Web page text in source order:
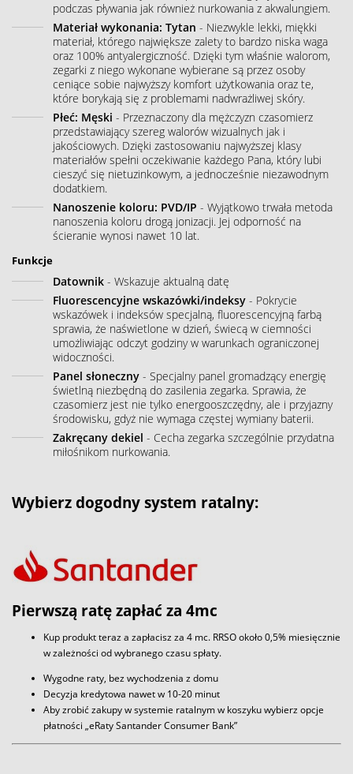
podczas pływania jak również nurkowania z akwalungiem.
Materiał wykonania: Tytan - Niezwykle lekki, miękki
materiał, którego największe zalety to bardzo niska waga
oraz 100% antyalergiczność. Dzięki tym właśnie walorom,
zegarki z niego wykonane wybierane są przez osoby
ceniące sobie najwyższy komfort użytkowania oraz te,
które borykają się z problemami nadwrażliwej skóry.
Płeć: Męski - Przeznaczony dla mężczyzn czasomierz
przedstawiający szereg walorów wizualnych jak i
jakościowych. Dzięki zastosowaniu najwyższej klasy
materiałów spełni oczekiwanie każdego Pana, który lubi
cieszyć się nietuzinkowym, a jednocześnie niezawodnym
dodatkiem.
Nanoszenie koloru: PVD/IP - Wyjątkowo trwała metoda
nanoszenia koloru drogą jonizacji. Jej odporność na
ścieranie wynosi nawet 10 lat.
Funkcje
Datownik - Wskazuje aktualną datę
Fluorescencyjne wskazówki/indeksy - Pokrycie
wskazówek i indeksów specjalną, fluorescencyjną farbą
sprawia, że naświetlone w dzień, świecą w ciemności
umożliwiając odczyt godziny w warunkach ograniczonej
widoczności.
Panel słoneczny - Specjalny panel gromadzący energię
świetlną niezbędną do zasilenia zegarka. Sprawia, że
czasomierz jest nie tylko energooszczędny, ale i przyjazny
środowisku, gdyż nie wymaga częstej wymiany baterii.
Zakręcany dekiel - Cecha zegarka szczególnie przydatna
miłośnikom nurkowania.
Wybierz dogodny system ratalny:
Pierwszą ratę zapłać za 4mc
Kup produkt teraz a zapłacisz za 4 mc. RRSO około 0,5% miesięcznie
w zależności od wybranego czasu spłaty.
Wygodne raty, bez wychodzenia z domu
Decyzja kredytowa nawet w 10-20 minut
Aby zrobić zakupy w systemie ratalnym w koszyku wybierz opcje
płatności „eRaty Santander Consumer Bank”